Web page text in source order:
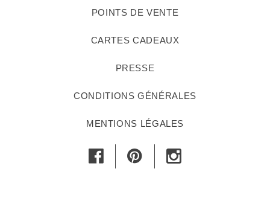
POINTS DE VENTE
CARTES CADEAUX
PRESSE
CONDITIONS GÉNÉRALES
MENTIONS LÉGALES